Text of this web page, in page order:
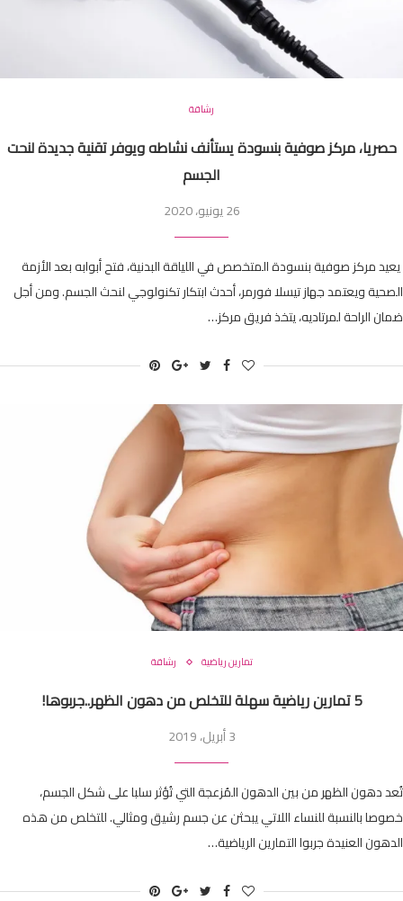
رشاقة
حصريا، مركز صوفية بنسودة يستأنف نشاطه ويوفر تقنية جديدة لنحت
الجسم
26 يونيو، 2020
يعيد مركز صوفية بنسودة المتخصص في اللياقة البدنية، فتح أبوابه بعد الأزمة
الصحية ويعتمد جهاز تيسلا فورمر، أحدث ابتكار تكنولوجي لنحث الجسم. ومن أجل
ضمان الراحة لمرتاديه، يتخذ فريق مركز…
تمارين رياضية رشاقة
5 تمارين رياضية سهلة للتخلص من دهون الظهر..جربوها!
3 أبريل، 2019
تُعد دهون الظهر من بين الدهون المُزعجة التي تُؤثر سلبا على شكل الجسم،
خصوصا بالنسبة للنساء اللاتي يبحثن عن جسم رشيق ومثالي. للتخلص من هذه
الدهون العنيدة جربوا التمارين الرياضية…